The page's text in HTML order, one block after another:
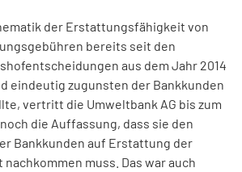
der Erstattungsfähigkeit von
bereits seit den
aus dem Jahr 2014
eindeutig zugunsten der Bankkunden
vertritt die Umweltbank AG bis zum
die Auffassung, dass sie den
Bankkunden auf Erstattung der
muss. Das war auch